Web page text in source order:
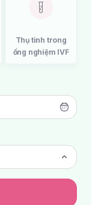
Thụ tinh trong
ống nghiệm IVF